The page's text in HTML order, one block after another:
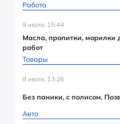
Работа
9 июля, 15:44
Масла, пропитки, морилки
работ
Товары
8 июля, 13:26
Без паники, с полисом.
Авто